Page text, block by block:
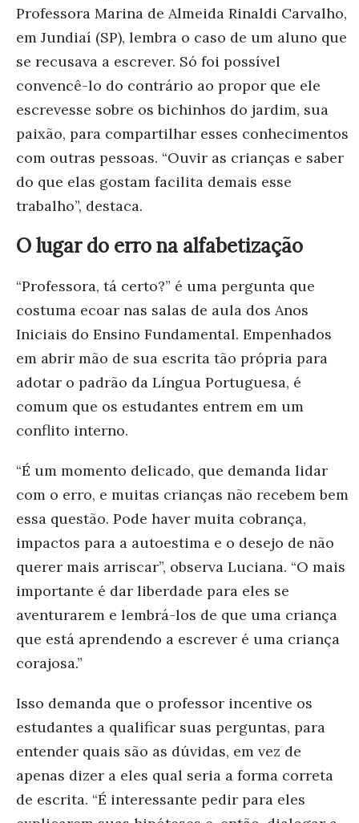
Professora Marina de Almeida Rinaldi Carvalho,
em Jundiaí (SP), lembra o caso de um aluno que
se recusava a escrever. Só foi possível
convencê-lo do contrário ao propor que ele
escrevesse sobre os bichinhos do jardim, sua
paixão, para compartilhar esses conhecimentos
com outras pessoas. “Ouvir as crianças e saber
do que elas gostam facilita demais esse
trabalho”, destaca.
O lugar do erro na alfabetização
“Professora, tá certo?” é uma pergunta que
costuma ecoar nas salas de aula dos Anos
Iniciais do Ensino Fundamental. Empenhados
em abrir mão de sua escrita tão própria para
adotar o padrão da Língua Portuguesa, é
comum que os estudantes entrem em um
conflito interno.
“É um momento delicado, que demanda lidar
com o erro, e muitas crianças não recebem bem
essa questão. Pode haver muita cobrança,
impactos para a autoestima e o desejo de não
querer mais arriscar”, observa Luciana. “O mais
importante é dar liberdade para eles se
aventurarem e lembrá-los de que uma criança
que está aprendendo a escrever é uma criança
corajosa.”
Isso demanda que o professor incentive os
estudantes a qualificar suas perguntas, para
entender quais são as dúvidas, em vez de
apenas dizer a eles qual seria a forma correta
de escrita. “É interessante pedir para eles